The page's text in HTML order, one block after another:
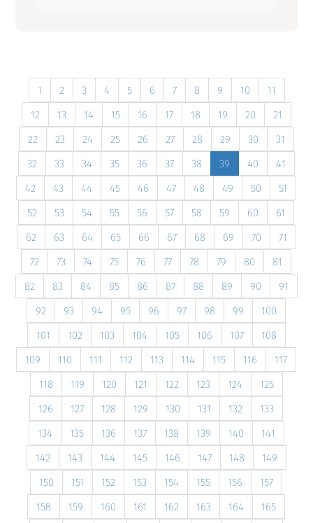
1 2 3 4 5 6 7 8 9 10
11
12
13 14 15 16 17 18 19 20
21
22
23 24 25 26 27 28 29 30
31
32
33 34 35 36 37 38 39 40
41
42
43 44 45 46 47 48 49 50
51
52
53 54 55 56 57 58 59 60
61
62
63 64 65 66 67 68 69 70
71
72
73 74 75 76 77 78 79 80
81
82
83 84 85 86 87 88 89 90
91
92
93 94 95 96 97 98 99
100
101
102 103 104 105 106 107
108
109
110 111 112 113 114 115 116
117
118
119 120 121 122 123 124
125
126
127 128 129 130 131 132
133
134
135 136 137 138 139 140
141
142
143 144 145 146 147 148
149
150
151 152 153 154 155 156
157
158
159 160 161 162 163 164
165